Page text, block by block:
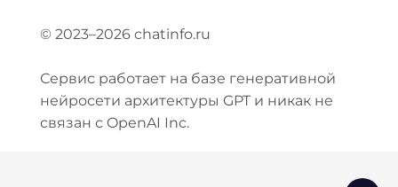
© 2023–2026 chatinfo.ru
Сервис работает на базе генеративной
нейросети архитектуры GPT и никак не
связан с OpenAI Inc.